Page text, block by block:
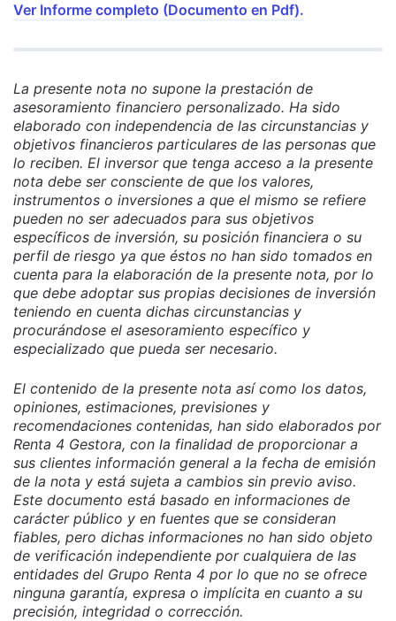
Ver Informe completo (Documento en Pdf).
La presente nota no supone la prestación de
asesoramiento financiero personalizado. Ha sido
elaborado con independencia de las circunstancias y
objetivos financieros particulares de las personas que
lo reciben. El inversor que tenga acceso a la presente
nota debe ser consciente de que los valores,
instrumentos o inversiones a que el mismo se refiere
pueden no ser adecuados para sus objetivos
específicos de inversión, su posición financiera o su
perfil de riesgo ya que éstos no han sido tomados en
cuenta para la elaboración de la presente nota, por lo
que debe adoptar sus propias decisiones de inversión
teniendo en cuenta dichas circunstancias y
procurándose el asesoramiento específico y
especializado que pueda ser necesario.
El contenido de la presente nota así como los datos,
opiniones, estimaciones, previsiones y
recomendaciones contenidas, han sido elaborados por
Renta 4 Gestora, con la finalidad de proporcionar a
sus clientes información general a la fecha de emisión
de la nota y está sujeta a cambios sin previo aviso.
Este documento está basado en informaciones de
carácter público y en fuentes que se consideran
fiables, pero dichas informaciones no han sido objeto
de verificación independiente por cualquiera de las
entidades del Grupo Renta 4 por lo que no se ofrece
ninguna garantía, expresa o implícita en cuanto a su
precisión, integridad o corrección.